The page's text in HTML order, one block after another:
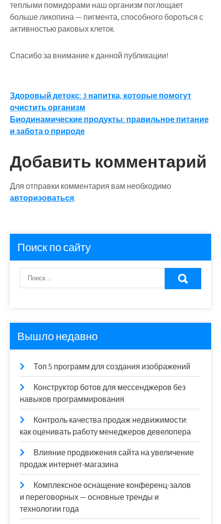
теплыми помидорами наш организм поглощает
больше ликопина — пигмента, способного бороться с
активностью раковых клеток.
Спасибо за внимание к данной публикации!
Навигация
по
записям
Здоровый детокс: 3 напитка, которые помогут
очистить организм
Биодинамические продукты: правильное питание
и забота о природе
Добавить комментарий
Для отправки комментария вам необходимо
авторизоваться.
Поиск по сайту
Вышло недавно
Топ 5 программ для создания изображений
Конструктор ботов для мессенджеров без
навыков программирования
Контроль качества продаж недвижимости:
как оценивать работу менеджеров девелопера
Влияние продвижения сайта на увеличение
продаж интернет-магазина
Комплексное оснащение конференц-залов
и переговорных — основные тренды и
технологии года